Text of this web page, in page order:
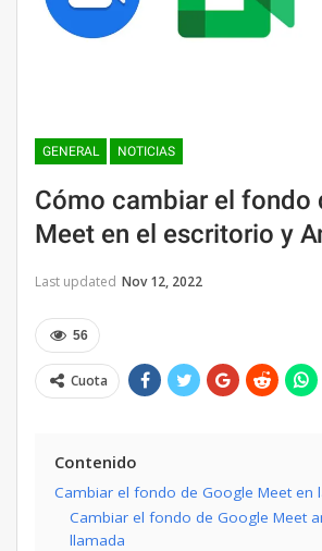
GENERAL NOTICIAS
Cómo cambiar el fondo
Meet en el escritorio y
Last updated Nov 12, 2022
56
Cuota
Contenido
Cambiar el fondo de Google Meet en
Cambiar el fondo de Google Meet
llamada